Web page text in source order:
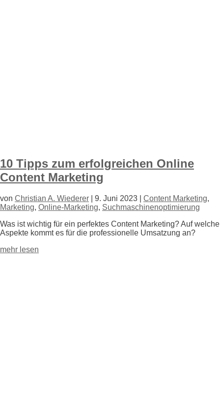
10 Tipps zum erfolgreichen Online
Content Marketing
von Christian A. Wiederer 9. Juni 2023 Content Marketing,
Marketing, Online-Marketing, Suchmaschinenoptimierung
Was ist wichtig für ein perfektes Content Marketing? Auf welche
Aspekte kommt es für die professionelle Umsatzung an?
mehr lesen